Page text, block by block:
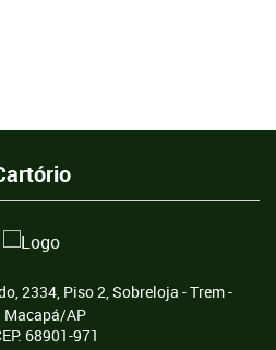
2334, Piso 2, Sobreloja - Trem -
Macapá/AP
68901-971